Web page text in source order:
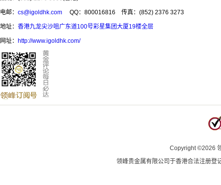
电邮： cs@igoldhk.com QQ：800016816 传真：(852) 2376 3273
地址： 香港九龙尖沙咀广东道100号彩星集团大厦19楼全层
网址： http://www.igoldhk.com/
Copyright©2026
领峰贵金属有限公司于香港合法注册登